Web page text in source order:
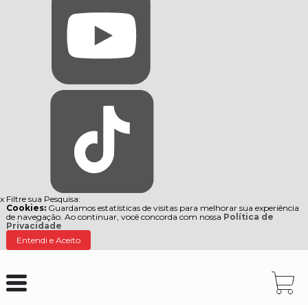
x Filtre sua Pesquisa:
Cookies: Guardamos estatísticas de visitas para melhorar sua experiência
de navegação. Ao continuar, você concorda com nossa Política de
Privacidade
Entendi e Aceito